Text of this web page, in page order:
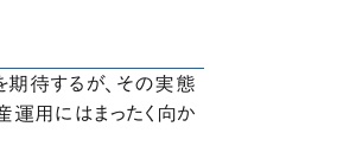
待するが、その実態
運用にはまったく向か